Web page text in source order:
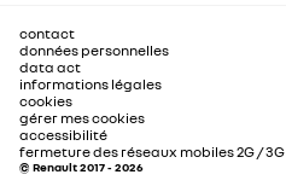
contact
données personnelles
data act
informations légales
cookies
gérer mes cookies
accessibilité
fermeture des réseaux mobiles 2G / 3G
© Renault 2017 - 2026